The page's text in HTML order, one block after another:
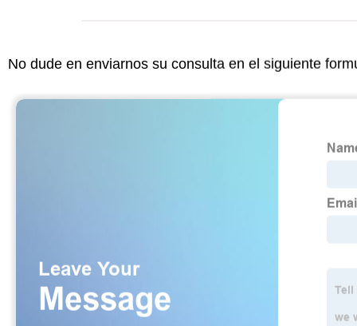
No dude en enviarnos su consulta en el siguiente